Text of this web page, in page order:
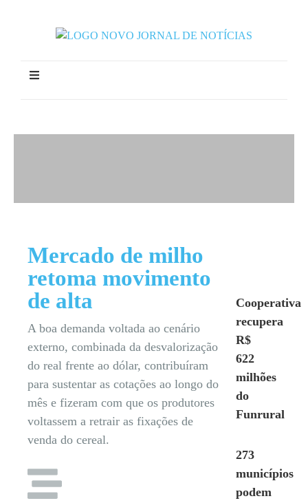
Mercado de milho
retoma movimento
de alta
A boa demanda voltada ao cenário
externo, combinada da desvalorização
do real frente ao dólar, contribuíram
para sustentar as cotações ao longo do
mês e fizeram com que os produtores
voltassem a retrair as fixações de
venda do cereal.
Cooperativa
recupera
R$
622
milhões
do
Funrural
273
municípios
podem